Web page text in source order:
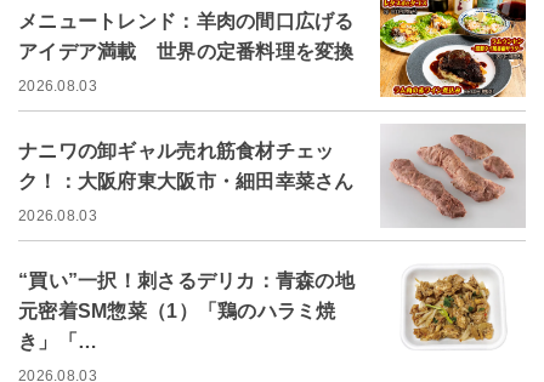
メニュートレンド：羊肉の間口広げる
アイデア満載 世界の定番料理を変換
2026.08.03
ナニワの卸ギャル売れ筋食材チェッ
ク！：大阪府東大阪市・細田幸菜さん
2026.08.03
“買い”一択！刺さるデリカ：青森の地
元密着SM惣菜（1）「鶏のハラミ焼
き」「…
2026.08.03